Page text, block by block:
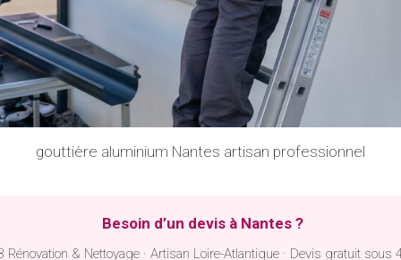
gouttière aluminium Nantes artisan professionnel
Besoin d’un devis à Nantes ?
Rénovation & Nettoyage · Artisan Loire-Atlantique · Devis gratuit sous